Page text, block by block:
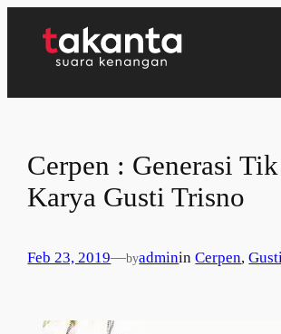
Cerpen : Generasi
Karya Gusti Trisno
Feb 23, 2019—byadmininCerpen,